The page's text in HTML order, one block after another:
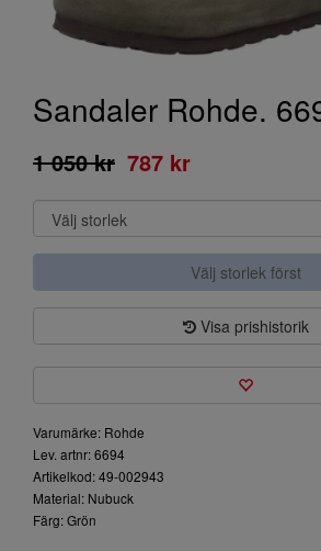
Sandaler Rohde.
1 050 kr 787 kr
Välj storlek först
Visa prishistorik
Varumärke: Rohde
Lev. artnr: 6694
Artikelkod: 49-002943
Material: Nubuck
Färg: Grön